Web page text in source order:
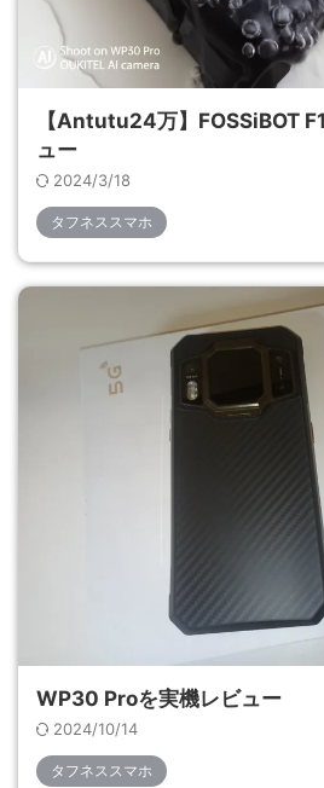
【Antutu24万】FOSSiBOT
ュー
2024/3/18
タフネススマホ
WP30 Proを実機レビュー
2024/10/14
タフネススマホ